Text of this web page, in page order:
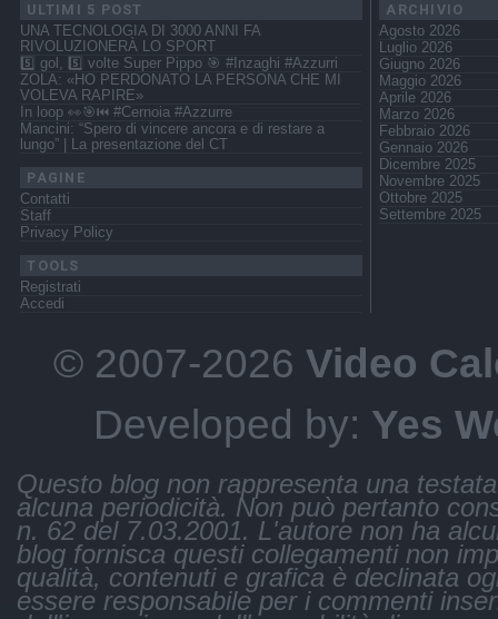
ULTIMI 5 POST
UNA TECNOLOGIA DI 3000 ANNI FA
RIVOLUZIONERÀ LO SPORT
5️⃣ gol, 5️⃣ volte Super Pippo 🎯 #Inzaghi #Azzurri
ZOLA: «HO PERDONATO LA PERSONA CHE MI
VOLEVA RAPIRE»
In loop 👀🎯⏮️ #Cernoia #Azzurre
Mancini: “Spero di vincere ancora e di restare a
lungo” | La presentazione del CT
PAGINE
Contatti
Staff
Privacy Policy
TOOLS
Registrati
Accedi
ARCHIVIO
Agosto 2026
Luglio 2026
Giugno 2026
Maggio 2026
Aprile 2026
Marzo 2026
Febbraio 2026
Gennaio 2026
Dicembre 2025
Novembre 2025
Ottobre 2025
Settembre 2025
© 2007-2026 Video
Developed by: Yes
Questo blog non rappresenta una
alcuna periodicità. Non può pertanto
n. 62 del 7.03.2001. L'autore non ha
blog fornisca questi collegamenti non
qualità, contenuti e grafica è declinata
essere responsabile per i commenti